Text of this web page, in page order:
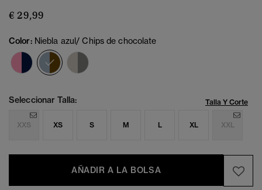
€ 29,99
Color: Niebla azul/ Chips de chocolate
seleccionado
Seleccionar Talla: Talla Y Corte
XXS XS S M L XL XXL
AÑADIR A LA BOLSA